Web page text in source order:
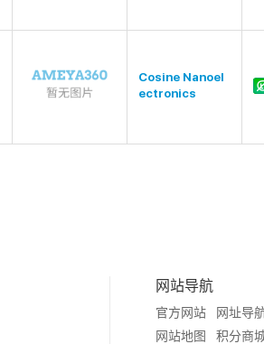
Cosine Nanoel
ectronics
网站导航
官方网站
网址导
网站地图
积分商